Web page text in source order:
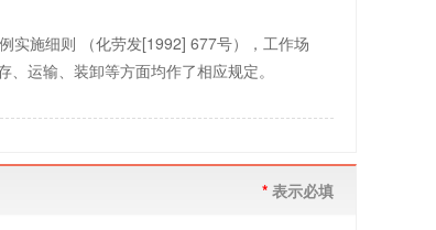
实施细则 （化劳发[1992] 677号），工作场
运输、装卸等方面均作了相应规定。
* 表示必填